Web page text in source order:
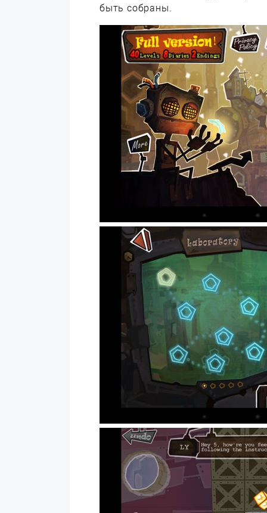
быть собраны.